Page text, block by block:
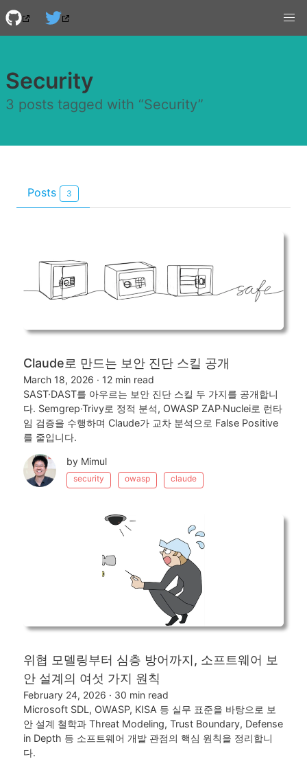
Security
3 posts tagged with “Security”
Posts 3
Claude로 만드는 보안 진단 스킬 공개
March 18, 2026 · 12 min read
SAST·DAST를 아우르는 보안 진단 스킬 두 가지를 공개합니
다. Semgrep·Trivy로 정적 분석, OWASP ZAP·Nuclei로 런타
임 검증을 수행하며 Claude가 교차 분석으로 False Positive
를 줄입니다.
by Mimul
security owasp claude
위협 모델링부터 심층 방어까지, 소프트웨어 보
안 설계의 여섯 가지 원칙
February 24, 2026 · 30 min read
Microsoft SDL, OWASP, KISA 등 실무 표준을 바탕으로 보
안 설계 철학과 Threat Modeling, Trust Boundary, Defense
in Depth 등 소프트웨어 개발 관점의 핵심 원칙을 정리합니
다.